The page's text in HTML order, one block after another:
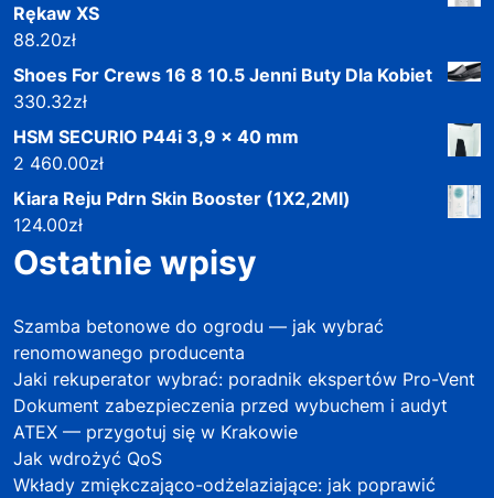
Rękaw XS
88.20zł
Shoes For Crews 16 8 10.5 Jenni Buty Dla Kobiet
330.32zł
HSM SECURIO P44i 3,9 x 40 mm
2 460.00zł
Kiara Reju Pdrn Skin Booster (1X2,2Ml)
124.00zł
Ostatnie wpisy
Szamba betonowe do ogrodu — jak wybrać
renomowanego producenta
Jaki rekuperator wybrać: poradnik ekspertów Pro-Vent
Dokument zabezpieczenia przed wybuchem i audyt
ATEX — przygotuj się w Krakowie
Jak wdrożyć QoS
Wkłady zmiękczająco-odżelaziające: jak poprawić